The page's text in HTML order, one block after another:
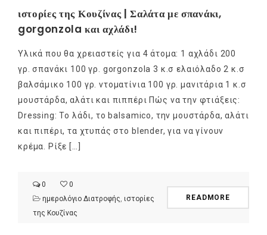
ιστορίες της Κουζίνας | Σαλάτα με σπανάκι,
gorgonzola και αχλάδι!
Υλικά που θα χρειαστείς για 4 άτομα: 1 αχλάδι 200
γρ. σπανάκι 100 γρ. gorgonzola 3 κ.σ ελαιόλαδο 2 κ.σ
βαλσάμικο 100 γρ. ντοματίνια 100 γρ. μανιτάρια 1 κ.σ
μουστάρδα, αλάτι και πιππέρι Πώς να την φτιάξεις:
Dressing: Το λάδι, το balsamico, την μουστάρδα, αλάτι
και πιπέρι, τα χτυπάς στο blender, για να γίνουν
κρέμα. Ρίξε […]
0
0
ημερολόγιο Διατροφής ιστορίες
της Κουζίνας
READMORE